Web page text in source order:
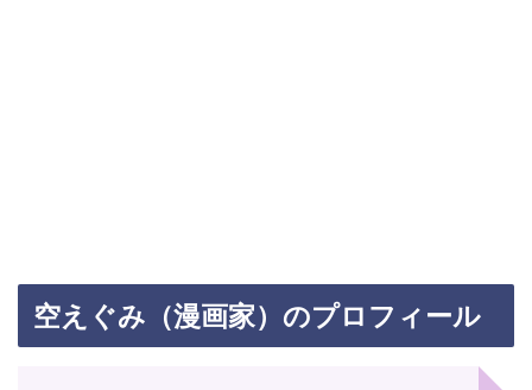
空えぐみ（漫画家）のプロフィール